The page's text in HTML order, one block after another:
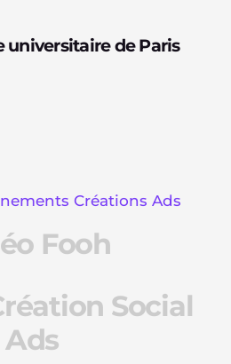
de Paris
Créations Ads
Fooh
Social
Ads